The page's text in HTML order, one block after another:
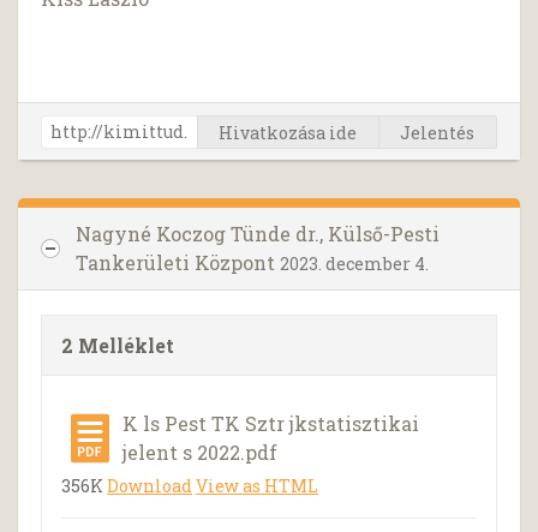
Hivatkozása ide Jelentés
Nagyné Koczog Tünde dr., Külső-Pesti
Tankerületi Központ 2023. december 4.
2 Melléklet
K ls Pest TK Sztr jkstatisztikai
jelent s 2022.pdf
356KDownload View as HTML